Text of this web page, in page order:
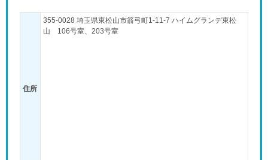
住所
355-0028 埼玉県東松山市箭弓町1-11-7 ハイムグランデ東松
山 106号室、203号室